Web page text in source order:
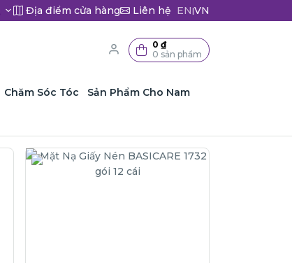
Địa điểm cửa hàng Liên hệ EN|VN
0 ₫
0 sản phẩm
Chăm Sóc Tóc Sản Phẩm Cho Nam